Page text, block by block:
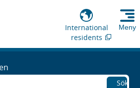
International
residents
Meny
Sök